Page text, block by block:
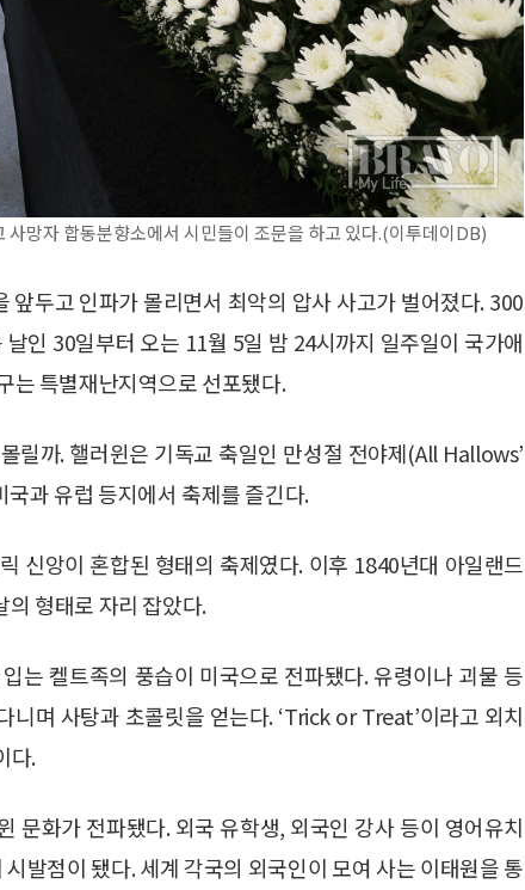
망자 합동분향소에서 시민들이 조문을 하고 있다.(이투데이DB)
두고 인파가 몰리면서 최악의 압사 사고가 벌어졌다. 300
인 30일부터 오는 11월 5일 밤 24시까지 일주일이 국가애
는 특별재난지역으로 선포됐다.
릴까. 핼러윈은 기독교 축일인 만성절 전야제(All Hallows’
과 유럽 등지에서 축제를 즐긴다.
신앙이 혼합된 형태의 축제였다. 이후 1840년대 아일랜드
형태로 자리 잡았다.
는 켈트족의 풍습이 미국으로 전파됐다. 유령이나 괴물 등
며 사탕과 초콜릿을 얻는다. ‘Trick or Treat’이라고 외치
다.
문화가 전파됐다. 외국 유학생, 외국인 강사 등이 영어유치
발점이 됐다. 세계 각국의 외국인이 모여 사는 이태원을 통